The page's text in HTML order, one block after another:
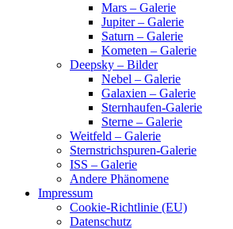
Mars – Galerie
Jupiter – Galerie
Saturn – Galerie
Kometen – Galerie
Deepsky – Bilder
Nebel – Galerie
Galaxien – Galerie
Sternhaufen-Galerie
Sterne – Galerie
Weitfeld – Galerie
Sternstrichspuren-Galerie
ISS – Galerie
Andere Phänomene
Impressum
Cookie-Richtlinie (EU)
Datenschutz